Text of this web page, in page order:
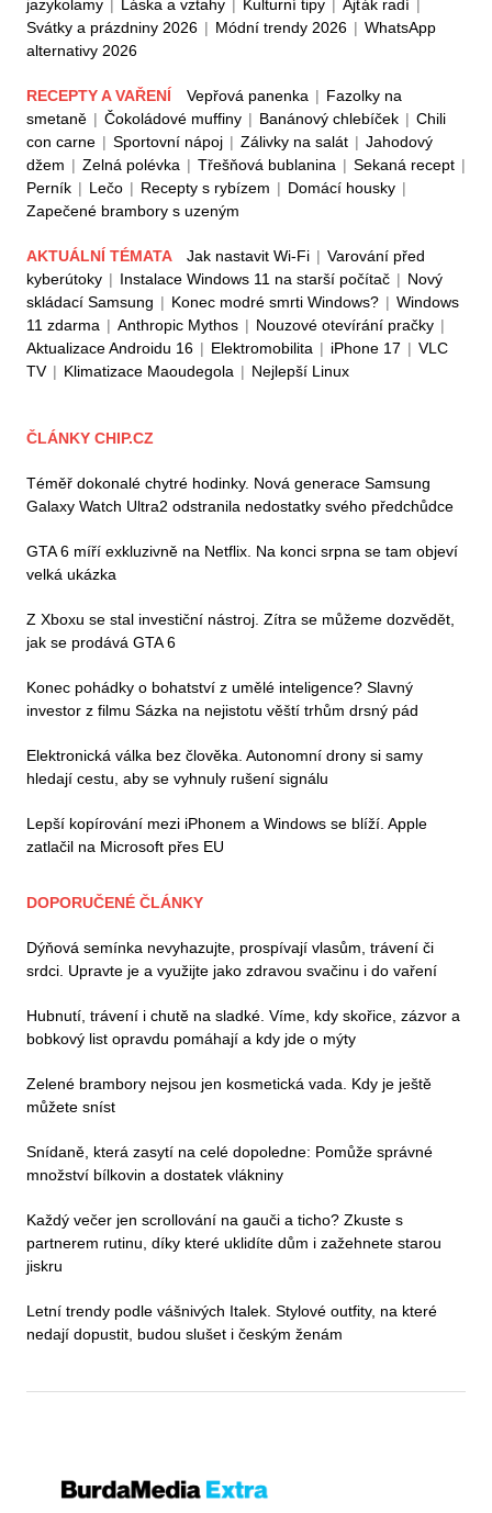
jazykolamy | Láska a vztahy | Kulturní tipy | Ajťák radí |
Svátky a prázdniny 2026 | Módní trendy 2026 | WhatsApp
alternativy 2026
RECEPTY A VAŘENÍ Vepřová panenka | Fazolky na
smetaně | Čokoládové muffiny | Banánový chlebíček | Chili
con carne | Sportovní nápoj | Zálivky na salát | Jahodový
džem | Zelná polévka | Třešňová bublanina | Sekaná recept |
Perník | Lečo | Recepty s rybízem | Domácí housky |
Zapečené brambory s uzeným
AKTUÁLNÍ TÉMATA Jak nastavit Wi-Fi | Varování před
kyberútoky | Instalace Windows 11 na starší počítač | Nový
skládací Samsung | Konec modré smrti Windows? | Windows
11 zdarma | Anthropic Mythos | Nouzové otevírání pračky |
Aktualizace Androidu 16 | Elektromobilita | iPhone 17 | VLC
TV | Klimatizace Maoudegola | Nejlepší Linux
ČLÁNKY CHIP.CZ
Téměř dokonalé chytré hodinky. Nová generace Samsung
Galaxy Watch Ultra2 odstranila nedostatky svého předchůdce
GTA 6 míří exkluzivně na Netflix. Na konci srpna se tam objeví
velká ukázka
Z Xboxu se stal investiční nástroj. Zítra se můžeme dozvědět,
jak se prodává GTA 6
Konec pohádky o bohatství z umělé inteligence? Slavný
investor z filmu Sázka na nejistotu věští trhům drsný pád
Elektronická válka bez člověka. Autonomní drony si samy
hledají cestu, aby se vyhnuly rušení signálu
Lepší kopírování mezi iPhonem a Windows se blíží. Apple
zatlačil na Microsoft přes EU
DOPORUČENÉ ČLÁNKY
Dýňová semínka nevyhazujte, prospívají vlasům, trávení či
srdci. Upravte je a využijte jako zdravou svačinu i do vaření
Hubnutí, trávení i chutě na sladké. Víme, kdy skořice, zázvor a
bobkový list opravdu pomáhají a kdy jde o mýty
Zelené brambory nejsou jen kosmetická vada. Kdy je ještě
můžete sníst
Snídaně, která zasytí na celé dopoledne: Pomůže správné
množství bílkovin a dostatek vlákniny
Každý večer jen scrollování na gauči a ticho? Zkuste s
partnerem rutinu, díky které uklidíte dům i zažehnete starou
jiskru
Letní trendy podle vášnivých Italek. Stylové outfity, na které
nedají dopustit, budou slušet i českým ženám